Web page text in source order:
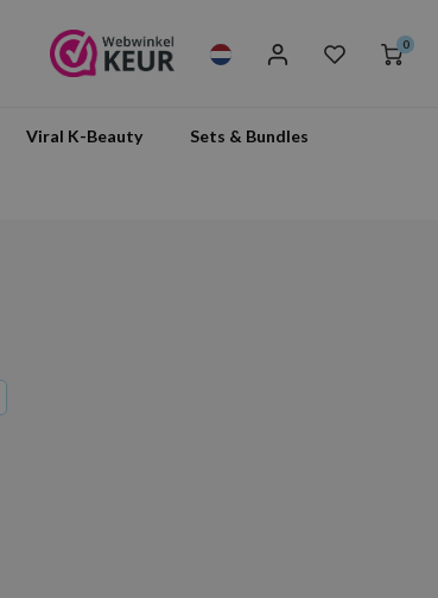
0
Viral K-Beauty Sets & Bundles